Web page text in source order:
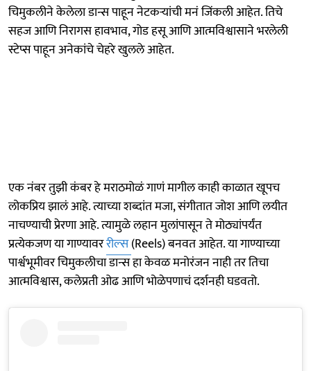
चिमुकलीने केलेला डान्स पाहून नेटकर्‍यांची मनं जिंकली आहेत. तिचे
सहज आणि निरागस हावभाव, गोड हसू आणि आत्मविश्वासाने भरलेली
स्टेप्स पाहून अनेकांचे चेहरे खुलले आहेत.
एक नंबर तुझी कंबर हे मराठमोळं गाणं मागील काही काळात खूपच
लोकप्रिय झालं आहे. त्याच्या शब्दांत मजा, संगीतात जोश आणि लयीत
नाचण्याची प्रेरणा आहे. त्यामुळे लहान मुलांपासून ते मोठ्यांपर्यंत
प्रत्येकजण या गाण्यावररील्स(Reels) बनवत आहेत. या गाण्याच्या
पार्श्वभूमीवर चिमुकलीचा डान्स हा केवळ मनोरंजन नाही तर तिचा
आत्मविश्वास, कलेप्रती ओढ आणि भोळेपणाचं दर्शनही घडवतो.